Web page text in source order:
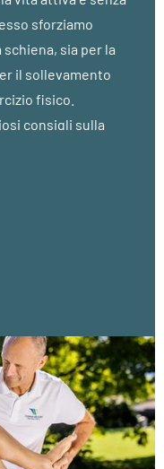
sforziamo
sia per la
il sollevamento
fisico.
consigli sulla
rafforzare la